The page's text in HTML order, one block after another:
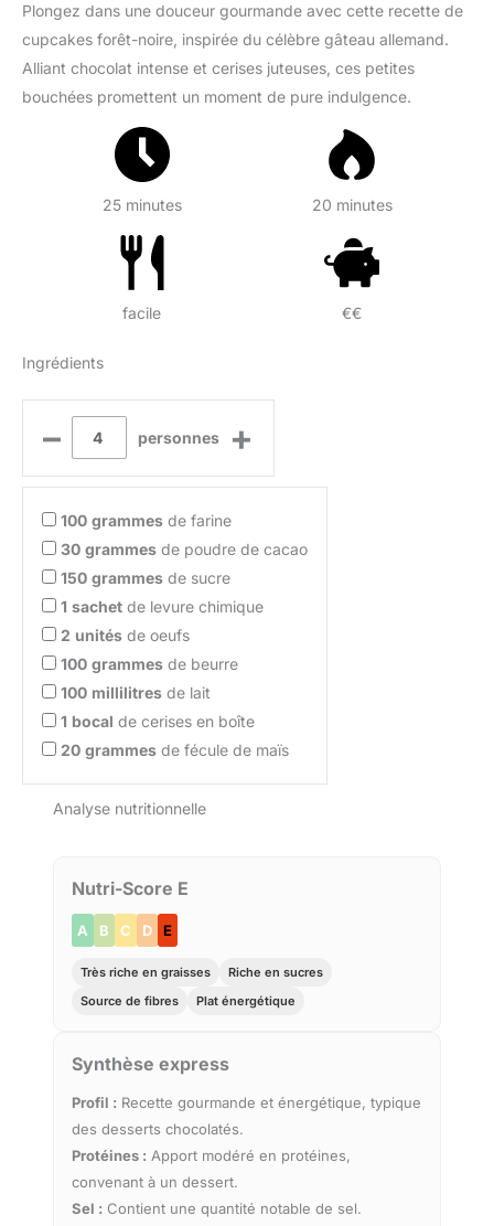
Plongez dans une douceur gourmande avec cette recette de
cupcakes forêt-noire, inspirée du célèbre gâteau allemand.
Alliant chocolat intense et cerises juteuses, ces petites
bouchées promettent un moment de pure indulgence.
25 minutes 20 minutes
facile €€
Ingrédients
– personnes +
100 grammes de farine
30 grammes de poudre de cacao
150 grammes de sucre
1 sachet de levure chimique
2 unités de oeufs
100 grammes de beurre
100 millilitres de lait
1 bocal de cerises en boîte
20 grammes de fécule de maïs
Analyse nutritionnelle
Nutri-Score E
A B C D E
Très riche en graisses
Riche en sucres
Source de fibres
Plat énergétique
Synthèse express
Profil : Recette gourmande et énergétique, typique
des desserts chocolatés.
Protéines : Apport modéré en protéines,
convenant à un dessert.
Sel : Contient une quantité notable de sel.